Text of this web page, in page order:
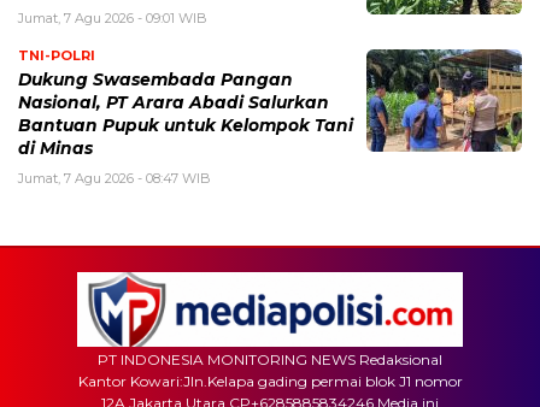
Jumat, 7 Agu 2026 - 09:01 WIB
TNI-POLRI
Dukung Swasembada Pangan
Nasional, PT Arara Abadi Salurkan
Bantuan Pupuk untuk Kelompok Tani
di Minas
Jumat, 7 Agu 2026 - 08:47 WIB
PT INDONESIA MONITORING NEWS Redaksional
Kantor Kowari:Jln.Kelapa gading permai blok J1 nomor
12A Jakarta Utara CP+6285885834246 Media ini